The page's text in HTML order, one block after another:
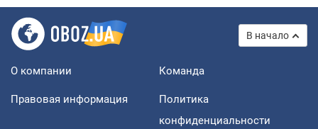
В начало
О компании Команда
Правовая информация
Политика
конфиденциальности